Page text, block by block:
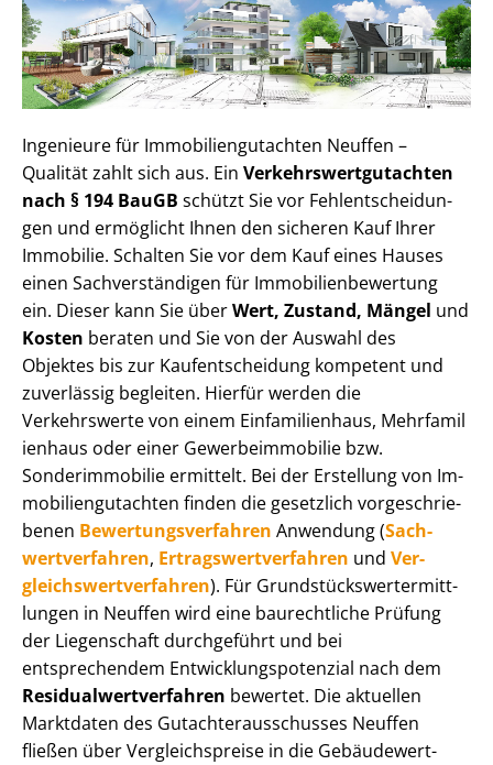
Ingenieure für Im­mo­bi­li­en­gut­ach­ten Neuffen –
Qualität zahlt sich aus. Ein Ver­kehrs­wert­gut­ach­ten
nach § 194 BauGB schützt Sie vor Fehl­ent­schei­dun­
gen und ermöglicht Ihnen den sicheren Kauf Ihrer
Immobilie. Schalten Sie vor dem Kauf eines Hauses
einen Sach­ver­stän­di­gen für Im­mo­bi­li­en­be­wer­tung
ein. Dieser kann Sie überWert, Zustand, Mängel und
Kosten beraten und Sie von der Auswahl des
Objektes bis zur Kauf­ent­schei­dung kompetent und
zuverlässig begleiten. Hierfür werden die
Verkehrswerte von einem Einfamilienhaus, Mehr­fa­mi­l
i­en­haus oder einer Ge­wer­be­im­mo­bi­lie bzw.
Sonderimmobilie ermittelt. Bei der Erstellung von Im­
mo­bi­li­en­gut­ach­ten finden die gesetzlich vor­ge­schrie­
be­nen Be­wer­tungs­ver­fah­ren Anwendung (Sach­
wert­ver­fah­ren, Er­trags­wert­ver­fah­ren und Ver­
gleichs­wert­ver­fah­ren). Für Grund­stücks­wert­ermitt­
lun­gen in Neuffen wird eine baurechtliche Prüfung
der Liegenschaft durchgeführt und bei
entsprechendem Ent­wick­lungs­po­ten­zi­al nach dem
Re­si­du­al­wert­ver­fah­ren bewertet. Die aktuellen
Marktdaten des Gut­ach­ter­aus­schus­ses Neuffen
fließen über Ver­gleichs­prei­se in die Ge­bäu­de­wert­